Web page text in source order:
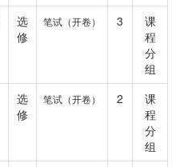
选
修
笔试（开卷） 3
课
程
分
组
选
修
笔试（开卷） 2
课
程
分
组